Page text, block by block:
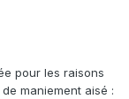
pour les raisons
maniement aisé :